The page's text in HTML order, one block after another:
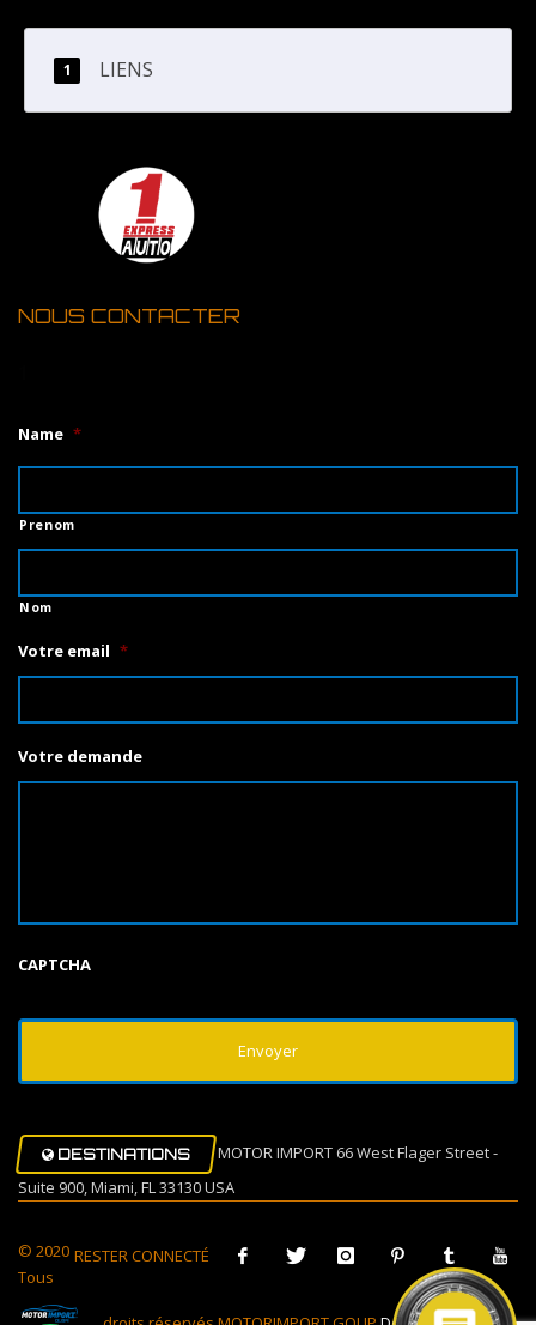
LIENS
NOUS CONTACTER
Name *
Prenom
Nom
Votre email *
Votre demande
CAPTCHA
DESTINATIONS
MOTOR IMPORT 66 West Flager Street -
Suite 900, Miami, FL 33130 USA
RESTER CONNECTÉ
© 2020
Tous